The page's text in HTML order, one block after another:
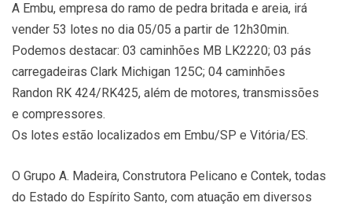
A Embu, empresa do ramo de pedra britada e areia, irá
vender 53 lotes no dia 05/05 a partir de 12h30min.
Podemos destacar: 03 caminhões MB LK2220; 03 pás
carregadeiras Clark Michigan 125C; 04 caminhões
Randon RK 424/RK425, além de motores, transmissões
e compressores.
Os lotes estão localizados em Embu/SP e Vitória/ES.
O Grupo A. Madeira, Construtora Pelicano e Contek, todas
do Estado do Espírito Santo, com atuação em diversos